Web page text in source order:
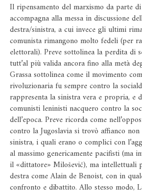
Il ripensamento del marxismo da parte
accompagna alla messa in discussione
destra/sinistra, a cui invece gli ultimi
comunista rimangono molto fedeli (per
elettorali). Preve sottolinea la perdita di
tutt’al più valida ancora fino alla metà
Grassa sottolinea come il movimento
rivoluzionaria fu sempre contro la
rappresenta la sinistra vera e propria,
comunisti leninisti nacquero contro la
dell’epoca. Preve ricorda come
contro la Jugoslavia si trovò affianco
sinistra, i quali erano o complici con
al massimo genericamente pacifisti (ma
il «dittatore» Milošević), ma intellettuali
destra come Alain de Benoist, con in
confronto e dibattito. Allo stesso modo,